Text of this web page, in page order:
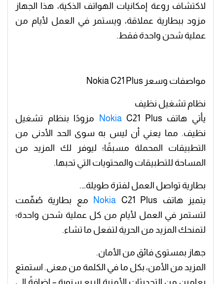
لاكتشاف روعة إمكانيات الهواتف الذكية، هذا الجهاز
مزود ببطارية عملاقة، ويستمر في العمل لأيام من
عملية شحن واحدة فقط.
مواصفات وسعر Nokia C21 Plus
نظام تشغيل نظيف
يأتي هاتف
Nokia
C21 Plus مزودًا بنظام تشغيل
نظيف. مما يعني أن ليس به سوى الحد الأدنى من
التطبيقات المحملة مسبقًا؛ ليوفر لك المزيد من
المساحة للتطبيقات والمحتويات التي تحبها.
بطارية تواصل العمل لفترة طويلة….
يتميز هاتف
Nokia C21 Plus مع بطارية صُمِّمت
لتستمر في العمل لأيام من كل عملية شحن واحدة؛
لتمنحك المزيد من الحرية لتفعل ما تشاء.
جهاز بمستوى فائق من الأمان.
المزيد من الأمن، بكل ما في الكلمة من معنى. استمتع
بعامين من التحديثات الأمنية الربع سنوية – إضافةً إلى